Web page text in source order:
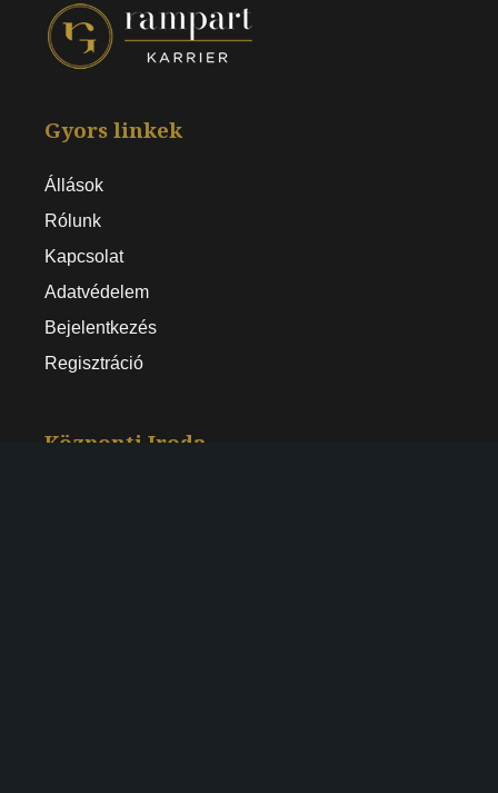
Gyors linkek
Állások
Rólunk
Kapcsolat
Adatvédelem
Bejelentkezés
Regisztráció
Központi Iroda